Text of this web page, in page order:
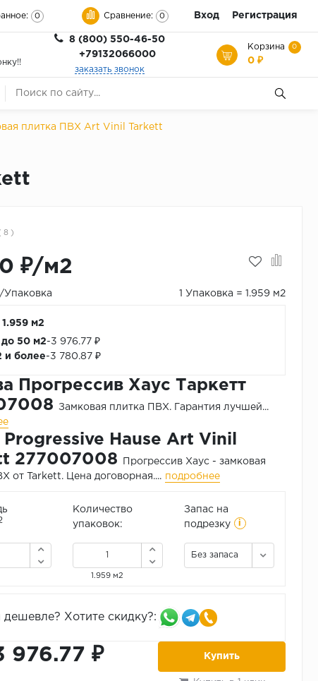
0 Сравнение: 0 Вход Регистрация
8 (800) 550-46-50
+79132066000
заказать звонок
Корзина 0
0 ₽
плитка ПВХ Art Vinil Tarkett
8 )
₽/м2
Упаковка 1 Упаковка = 1.959 м2
1.959 м2
50 м2-3 976.77 ₽
и более-3 780.87 ₽
Прогрессив Хаус Таркетт
Замковая плитка ПВХ.
Гарантия лучшей...
Progressive Hause Art Vinil
277007008
Прогрессив Хаус - замковая
от Tarkett. Цена договорная.... подробнее
Количество
упаковок:
1.959 м2
Запас на
подрезку
i
Без запаса
Хотите скидку?:
976.77 ₽ Купить